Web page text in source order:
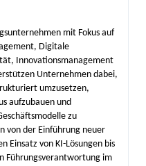
mit Fokus auf
Digitale
Innovationsmanagement
Unternehmen dabei,
umzusetzen,
aufzubauen und
zu
von der Einführung neuer
Einsatz von KI-Lösungen bis
Führungsverantwortung im